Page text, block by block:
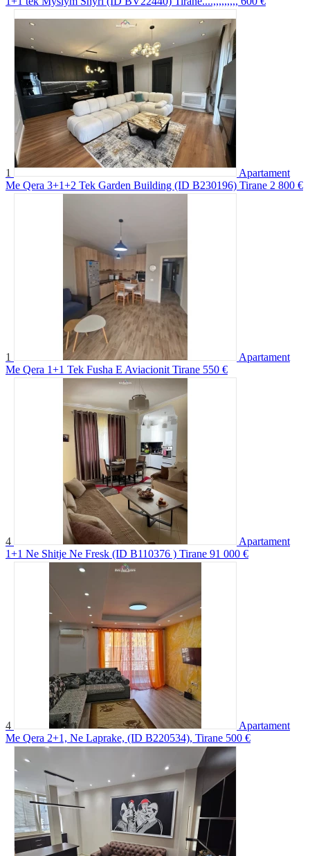
1
Apartament
Me Qera 3+1+2 Tek Garden Building (ID B230196) Tirane 2 800 €
1
Apartament
Me Qera 1+1 Tek Fusha E Aviacionit Tirane 550 €
4
Apartament
1+1 Ne Shitje Ne Fresk (ID B110376 ) Tirane 91 000 €
4
Apartament
Me Qera 2+1, Ne Laprake, (ID B220534), Tirane 500 €